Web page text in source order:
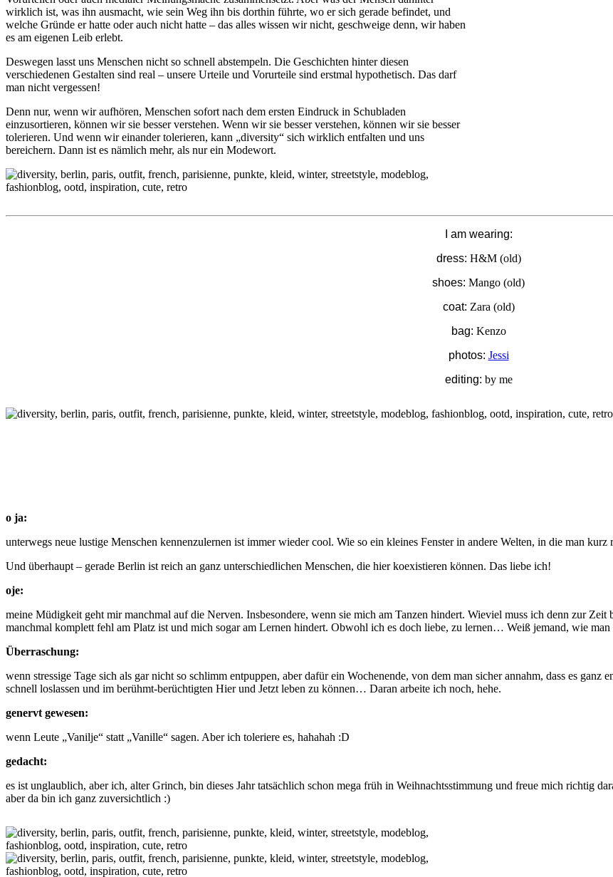
wirklich ist, was ihn ausmacht, wie sein Weg ihn bis dorthin führte, wo er sich gerade befindet, und
welche Gründe er hatte oder auch nicht hatte – das alles wissen wir nicht, geschweige denn, wir haben
es am eigenen Leib erlebt.
Deswegen lasst uns Menschen nicht so schnell abstempeln. Die Geschichten hinter diesen
verschiedenen Gestalten sind real – unsere Urteile und Vorurteile sind erstmal hypothetisch. Das darf
man nicht vergessen!
Denn nur, wenn wir aufhören, Menschen sofort nach dem ersten Eindruck in Schubladen
einzusortieren, können wir sie besser verstehen. Wenn wir sie besser verstehen, können wir sie besser
tolerieren. Und wenn wir einander tolerieren, kann „diversity“ sich wirklich entfalten und uns
bereichern. Dann ist es nämlich mehr, als nur ein Modewort.
I am wearing:
dress: H&M (old)
shoes: Mango (old)
coat: Zara (old)
bag: Kenzo
photos: Jessi
editing: by me
o ja:
unterwegs neue lustige Menschen kennenzulernen ist immer wieder cool. Wie so ein kleines Fenster in andere Welten, in die man
Und überhaupt – gerade Berlin ist reich an ganz unterschiedlichen Menschen, die hier koexistieren können. Das liebe ich!
oje:
meine Müdigkeit geht mir manchmal auf die Nerven. Insbesondere, wenn sie mich am Tanzen hindert. Wieviel muss ich denn zur
manchmal komplett fehl am Platz ist und mich sogar am Lernen hindert. Obwohl ich es doch liebe, zu lernen… Weiß jemand, wie man
Überraschung:
wenn stressige Tage sich als gar nicht so schlimm entpuppen, aber dafür ein Wochenende, von dem man sicher annahm, dass es
schnell loslassen und im berühmt-berüchtigten Hier und Jetzt leben zu können… Daran arbeite ich noch, hehe.
genervt gewesen:
wenn Leute „Vanilje“ statt „Vanille“ sagen. Aber ich toleriere es, hahahah :D
gedacht:
es ist unglaublich, aber ich, alter Grinch, bin dieses Jahr tatsächlich schon mega früh in Weihnachtsstimmung und freue mich richtig
aber da bin ich ganz zuversichtlich :)